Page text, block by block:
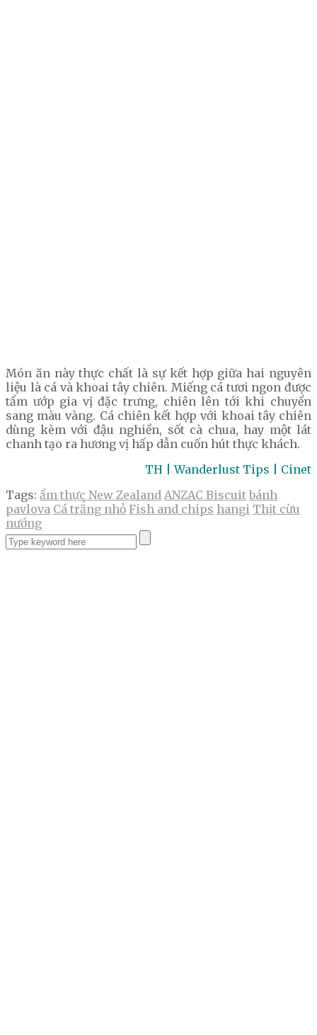
Món ăn này thực chất là sự kết hợp giữa hai nguyên
liệu là cá và khoai tây chiên. Miếng cá tươi ngon được
tẩm ướp gia vị đặc trưng, chiên lên tới khi chuyển
sang màu vàng. Cá chiên kết hợp với khoai tây chiên
dùng kèm với đậu nghiền, sốt cà chua, hay một lát
chanh tạo ra hương vị hấp dẫn cuốn hút thực khách.
TH | Wanderlust Tips | Cinet
Tags: ẩm thực New Zealand ANZAC Biscuit bánh
pavlova Cá trắng nhỏ Fish and chips hangi Thịt cừu
nướng